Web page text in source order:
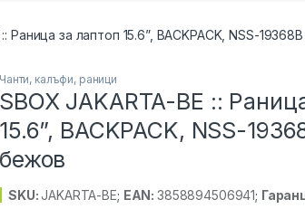
Раница за лаптоп 15.6”, BACKPACK, NSS-
Чанти, калъфи, раници
SBOX JAKARTA-BE ::
15.6”, BACKPACK, NSS-
бежов
SKU:JAKARTA-BE; EAN: 3858894506941;